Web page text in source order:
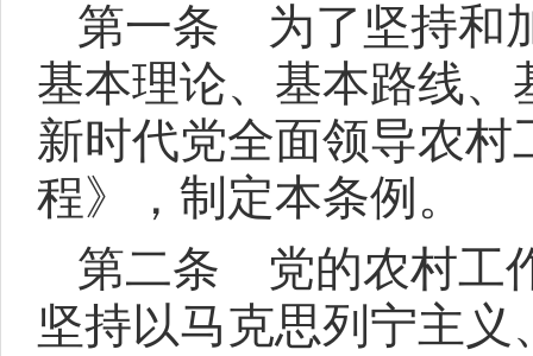
第一条 为了坚持和
基本理论、基本路线
新时代党全面领导农
程》，制定本条例。
第二条 党的农村工
坚持以马克思列宁主